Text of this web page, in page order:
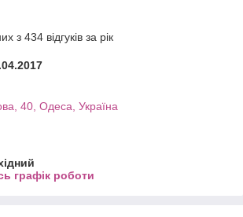
з 434 відгуків за рік
40, Одеса, Україна
графік роботи